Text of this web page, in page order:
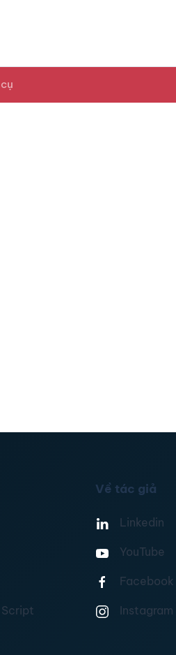
Về tác giả
Linkedin
YouTube
Facebook
Instagram